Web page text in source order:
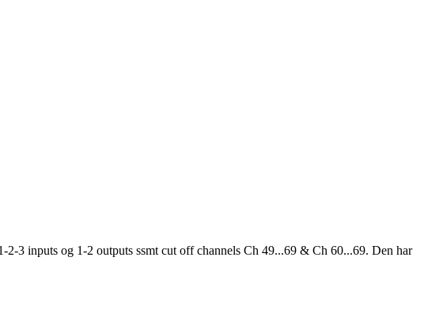
3 inputs og 1-2 outputs ssmt cut off channels Ch 49...69 & Ch 60...69. Den har